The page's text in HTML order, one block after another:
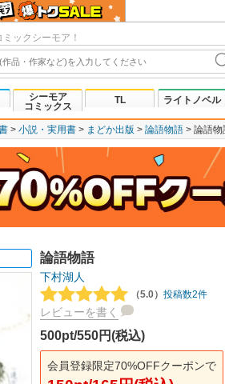
ックシーモア！
シーモア
コミックス
TL ライトノベル
小説・実用書 まどか出版 論語物語 論語物
論語物語
下村湖人
（5.0） 投稿数2件
レビューを書く
500pt/550円(税込)
会員登録限定70%OFFクーポンで